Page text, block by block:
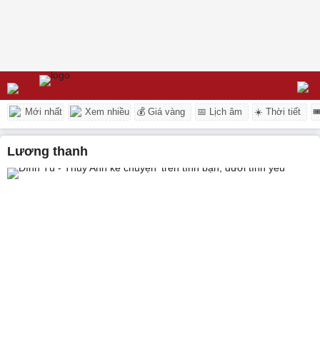
Mới nhất Xem nhiều 💰 Giá vàng 📅 Lịch âm ☀️ Thời tiết
lương thanh